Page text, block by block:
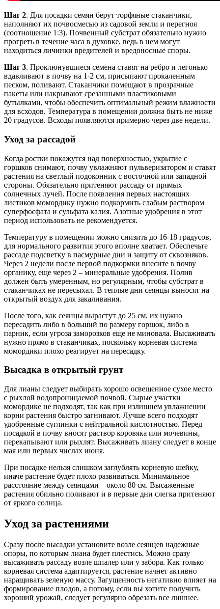
Шаг 2. Для посадки семян берут торфяные стаканчики,
наполняют их почвосмесью из садовой земли и перегноя
(соотношение 1:3). Почвенный субстрат обязательно нужно
прогреть в течение часа в духовке, ведь в нем могут
находиться личинки вредителей и вредоносные споры.
Шаг 3. Проклюнувшиеся семена ставят на ребро и легонько
вдавливают в почву на 1-2 см, присыпают прокаленным
песком, поливают. Стаканчики помещают в прозрачные
пакеты или накрывают срезанными пластиковыми
бутылками, чтобы обеспечить оптимальный режим влажности
для всходов. Температура в помещении должна быть не ниже
20 градусов. Всходы появляются примерно через две недели.
Уход за рассадой
Когда ростки покажутся над поверхностью, укрытие с
горшков снимают, почву увлажняют пульверизатором и ставят
растения на светлый подоконник с восточной или западной
стороны. Обязательно притеняют рассаду от прямых
солнечных лучей. После появления первых настоящих
листиков момордику нужно подкормить слабым раствором
суперфосфата и сульфата калия. Азотные удобрения в этот
период использовать не рекомендуется.
Температуру в помещении можно снизить до 16-18 градусов,
для нормального развития этого вполне хватает. Обеспечьте
рассаде подсветку в пасмурные дни и защиту от сквозняков.
Через 2 недели после первой подкормки внесите в почву
органику, еще через 2 – минеральные удобрения. Полив
должен быть умеренным, но регулярным, чтобы субстрат в
стаканчиках не пересыхал. В теплые дни сеянцы выносят на
открытый воздух для закаливания.
После того, как сеянцы вырастут до 25 см, их нужно
пересадить либо в больший по размеру горшок, либо в
парник, если угроза заморозков еще не миновала. Высаживать
нужно прямо в стаканчиках, поскольку корневая система
момордики плохо реагирует на пересадку.
Высадка в открытый грунт
Для лианы следует выбирать хорошо освещенное сухое место
с рыхлой водопроницаемой почвой. Сырые участки
момордике не подходят, так как при излишнем увлажнении
корни растения быстро загнивают. Лучше всего подходят
удобренные суглинки с нейтральной кислотностью. Перед
посадкой в почву вносят раствор коровяка или мочевины,
перекапывают или рыхлят. Высаживать лиану следует в конце
мая или первых числах июня.
При посадке нельзя слишком заглублять корневую шейку,
иначе растение будет плохо развиваться. Минимальное
расстояние между сеянцами – около 80 см. Высаженные
растения обильно поливают и в первые дни слегка притеняют
от яркого солнца.
Уход за растениями
Сразу после высадки установите возле сеянцев надежные
опоры, по которым лиана будет плестись. Можно сразу
высаживать рассаду возле шпалер или у забора. Как только
корневая система адаптируется, растение начнет активно
наращивать зеленую массу. Загущенность негативно влияет на
формирование плодов, а потому, если вы хотите получить
хороший урожай, следует регулярно обрезать все лишнее.